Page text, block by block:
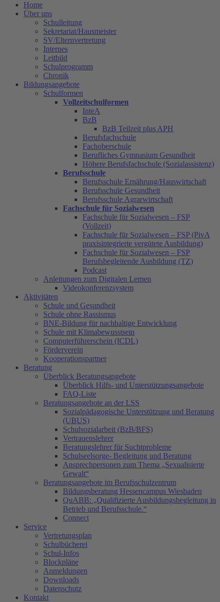
Home
Über uns
Schulleitung
Sekretariat/Hausmeister
SV/Elternvertretung
Internes
Leitbild
Schulprogramm
Chronik
Bildungsangebote
Schulformen
Vollzeitschulformen
InteA
BzB
BzB Teilzeit plus APH
Berufsfachschule
Fachoberschule
Berufliches Gymnasium Gesundheit
Höhere Berufsfachschule (Sozialassistenz)
Berufsschule
Berufsschule Ernährung/Hauswirtschaft
Berufsschule Gesundheit
Berufsschule Agrarwirtschaft
Fachschule für Sozialwesen
Fachschule für Sozialwesen – FSP
(Vollzeit)
Fachschule für Sozialwesen – FSP (PivA
praxisintegrierte vergütete Ausbildung)
Fachschule für Sozialwesen – FSP
Berufsbegleitende Ausbildung (TZ)
Podcast
Anleitungen zum Digitalen Lernen
Videokonferenzsystem
Aktivitäten
Schule und Gesundheit
Schule ohne Rassismus
BNE-Bildung für nachhaltige Entwicklung
Schule mit Klimabewusstsein
Computerführerschein (ICDL)
Förderverein
Kooperationspartner
Beratung
Überblick Beratungsangebote
Überblick Hilfs- und Unterstützungsangebote
FAQ-Liste
Beratungsangebote an der LSS
Sozialpädagogische Unterstützung und Beratung
(UBUS)
Schulsozialarbeit (BzB/BFS)
Vertrauenslehrer
Beratungslehrer für Suchtprobleme
Schulseelsorge- Begleitung und Beratung
Ansprechpersonen zum Thema „Sexualisierte
Gewalt“
Beratungsangebote im Berufsschulzentrum
Bildungsberatung Hessencampus Wiesbaden
QuABB: „Qualifizierte Ausbildungsbegleitung in
Betrieb und Berufsschule.“
Connect
Service
Vertretungsplan
Schulbücherei
Schul-Infos
Blockpläne
Anmeldungen
Downloads
Datenschutz
Kontakt